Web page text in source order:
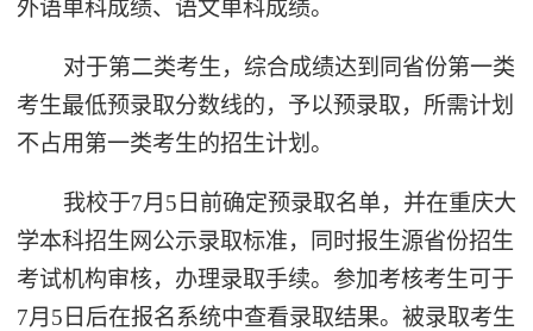
外语单科成绩、语文单科成绩。
对于第二类考生，综合成绩达到同省份第一类
考生最低预录取分数线的，予以预录取，所需计划
不占用第一类考生的招生计划。
我校于7月5日前确定预录取名单，并在重庆大
学本科招生网公示录取标准，同时报生源省份招生
考试机构审核，办理录取手续。参加考核考生可于
7月5日后在报名系统中查看录取结果。被录取考生